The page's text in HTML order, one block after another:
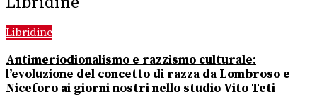
Libridine
Antimeriodionalismo e razzismo culturale:
l’evoluzione del concetto di razza da Lombroso e
Niceforo ai giorni nostri nello studio Vito Teti